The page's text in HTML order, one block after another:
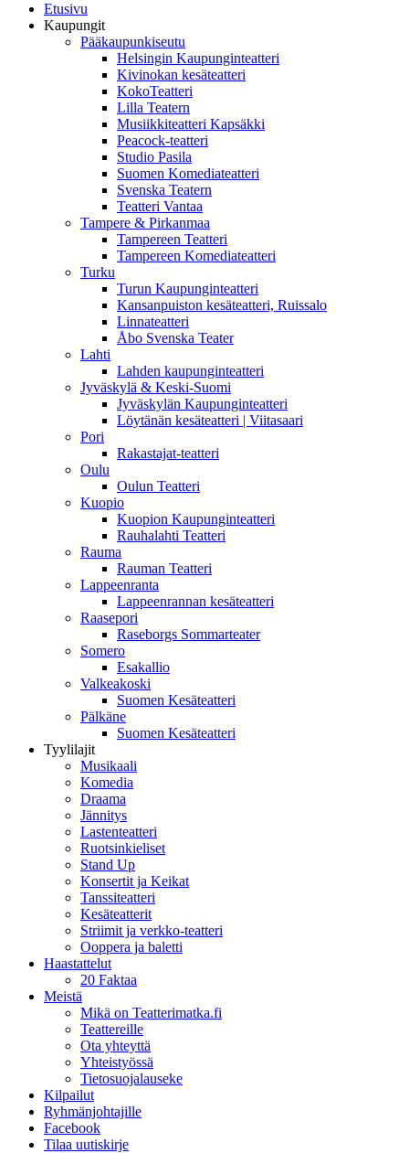
Etusivu
Kaupungit
Pääkaupunkiseutu
Helsingin Kaupunginteatteri
Kivinokan kesäteatteri
KokoTeatteri
Lilla Teatern
Musiikkiteatteri Kapsäkki
Peacock-teatteri
Studio Pasila
Suomen Komediateatteri
Svenska Teatern
Teatteri Vantaa
Tampere & Pirkanmaa
Tampereen Teatteri
Tampereen Komediateatteri
Turku
Turun Kaupunginteatteri
Kansanpuiston kesäteatteri, Ruissalo
Linnateatteri
Åbo Svenska Teater
Lahti
Lahden kaupunginteatteri
Jyväskylä & Keski-Suomi
Jyväskylän Kaupunginteatteri
Löytänän kesäteatteri | Viitasaari
Pori
Rakastajat-teatteri
Oulu
Oulun Teatteri
Kuopio
Kuopion Kaupunginteatteri
Rauhalahti Teatteri
Rauma
Rauman Teatteri
Lappeenranta
Lappeenrannan kesäteatteri
Raasepori
Raseborgs Sommarteater
Somero
Esakallio
Valkeakoski
Suomen Kesäteatteri
Pälkäne
Suomen Kesäteatteri
Tyylilajit
Musikaali
Komedia
Draama
Jännitys
Lastenteatteri
Ruotsinkieliset
Stand Up
Konsertit ja Keikat
Tanssiteatteri
Kesäteatterit
Striimit ja verkko-teatteri
Ooppera ja baletti
Haastattelut
20 Faktaa
Meistä
Mikä on Teatterimatka.fi
Teattereille
Ota yhteyttä
Yhteistyössä
Tietosuojalauseke
Kilpailut
Ryhmänjohtajille
Facebook
Tilaa uutiskirje